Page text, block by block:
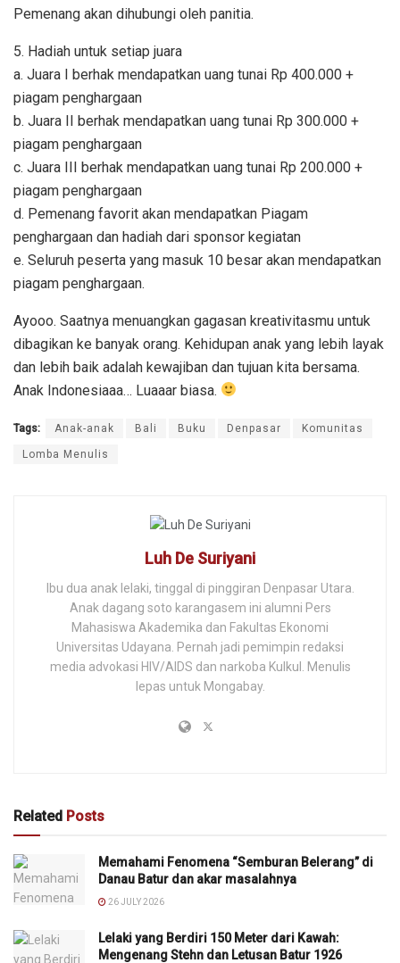
Pemenang akan dihubungi oleh panitia.
5. Hadiah untuk setiap juara
a. Juara I berhak mendapatkan uang tunai Rp 400.000 +
piagam penghargaan
b. Juara II berhak mendapatkan uang tunai Rp 300.000 +
piagam penghargaan
c. Juara III berhak mendapatkan uang tunai Rp 200.000 +
piagam penghargaan
d. Pemenang favorit akan mendapatkan Piagam
penghargaan dan hadiah dari sponsor kegiatan
e. Seluruh peserta yang masuk 10 besar akan mendapatkan
piagam penghargaan.
Ayooo. Saatnya menuangkan gagasan kreativitasmu untuk
dibagikan ke banyak orang. Kehidupan anak yang lebih layak
dan lebih baik adalah kewajiban dan tujuan kita bersama.
Anak Indonesiaaa… Luaaar biasa.
Tags: Anak-anak Bali Buku Denpasar Komunitas
Lomba Menulis
Luh De Suriyani
Ibu dua anak lelaki, tinggal di pinggiran Denpasar Utara.
Anak dagang soto karangasem ini alumni Pers
Mahasiswa Akademika dan Fakultas Ekonomi
Universitas Udayana. Pernah jadi pemimpin redaksi
media advokasi HIV/AIDS dan narkoba Kulkul. Menulis
lepas untuk Mongabay.
Related Posts
Memahami Fenomena “Semburan Belerang” di
Danau Batur dan akar masalahnya
26 JULY 2026
Lelaki yang Berdiri 150 Meter dari Kawah:
Mengenang Stehn dan Letusan Batur 1926